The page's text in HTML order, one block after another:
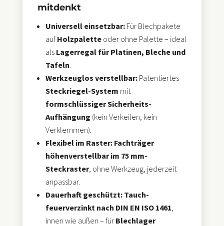
mitdenkt
Universell einsetzbar:Für Blechpakete
auf Holzpaletteoder ohne Palette – ideal
als Lagerregal für Platinen, Bleche und
Tafeln
Werkzeuglos verstellbar:Patentiertes
Steckriegel-System mit
formschlüssiger Sicherheits-
Aufhängung (kein Verkeilen, kein
Verklemmen).
Flexibel im Raster: Fachträger
höhenverstellbar im 75 mm-
Steckraster, ohne Werkzeug, jederzeit
anpassbar.
Dauerhaft geschützt: Tauch-
feuerverzinkt nach DIN EN ISO 1461
innen wie außen – für Blechlager